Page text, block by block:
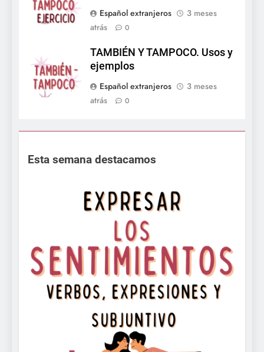
Español extranjeros
3 meses
atrás
0
TAMBIÉN Y TAMPOCO. Usos y
ejemplos
Español extranjeros
3 meses
atrás
0
Esta semana destacamos